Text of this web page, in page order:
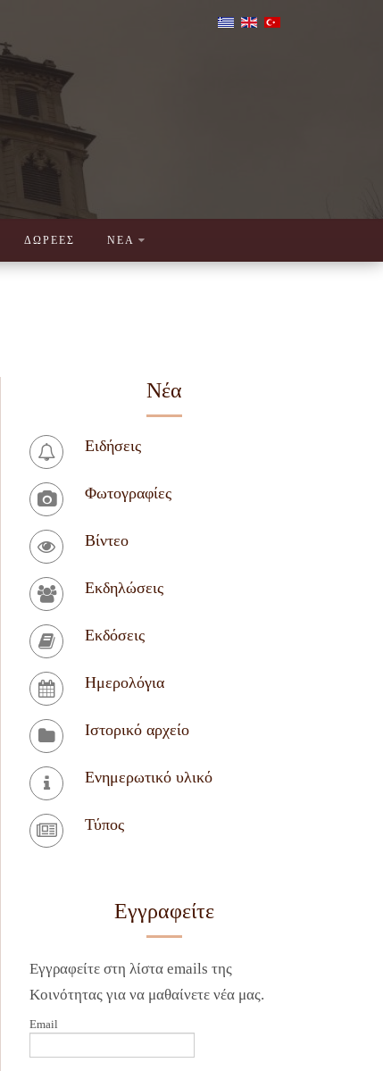
ΔΩΡΕΕΣ ΝΕΑ
Νέα
Ειδήσεις
Φωτογραφίες
Βίντεο
Εκδηλώσεις
Εκδόσεις
Ημερολόγια
Ιστορικό αρχείο
Ενημερωτικό υλικό
Τύπος
Εγγραφείτε
Εγγραφείτε στη λίστα emails της
Κοινότητας για να μαθαίνετε νέα μας.
Email